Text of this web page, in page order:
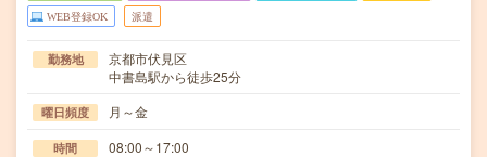
WEB登録OK 派遣
勤務地
京都市伏見区
中書島駅から徒歩25分
曜日頻度 月～金
時間 08:00～17:00